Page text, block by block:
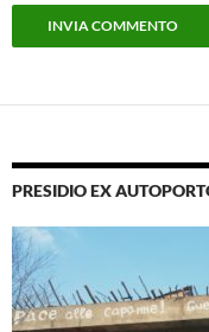
PRESIDIO EX